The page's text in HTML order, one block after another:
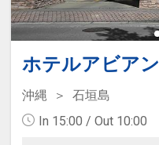
ホテルアビア
沖縄
石垣島
In 15:00 / Out 10:00